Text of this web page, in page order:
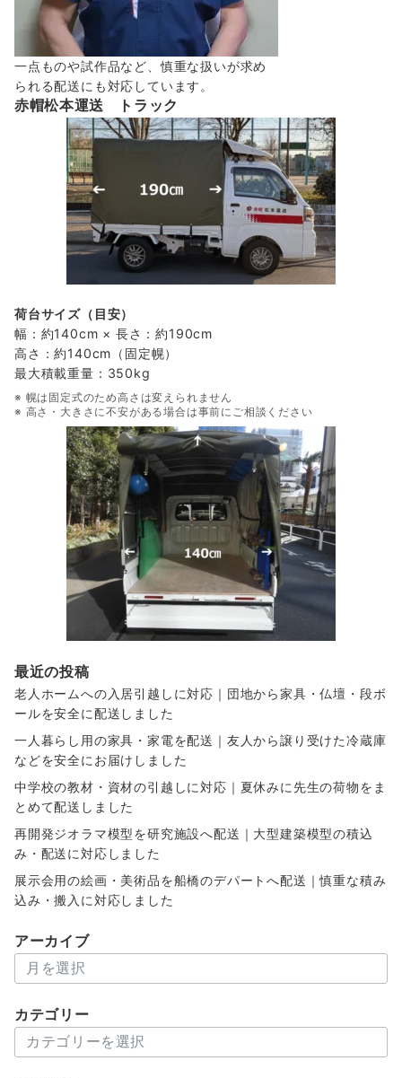
一点ものや試作品など、慎重な扱いが求め
られる配送にも対応しています。
赤帽松本運送 トラック
荷台サイズ（目安）
幅：約140cm × 長さ：約190cm
高さ：約140cm（固定幌）
最大積載重量：350kg
※ 幌は固定式のため高さは変えられません
※ 高さ・大きさに不安がある場合は事前にご相談ください
最近の投稿
老人ホームへの入居引越しに対応｜団地から家具・仏壇・段ボ
ールを安全に配送しました
一人暮らし用の家具・家電を配送｜友人から譲り受けた冷蔵庫
などを安全にお届けしました
中学校の教材・資材の引越しに対応｜夏休みに先生の荷物をま
とめて配送しました
再開発ジオラマ模型を研究施設へ配送｜大型建築模型の積込
み・配送に対応しました
展示会用の絵画・美術品を船橋のデパートへ配送｜慎重な積み
込み・搬入に対応しました
アーカイブ
ー
イ
カテゴリー
テ